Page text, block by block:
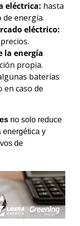
eléctrica: hasta
de energía.
eléctrico:
la energía
propia.
baterías
caso de
no solo reduce
energética y
de